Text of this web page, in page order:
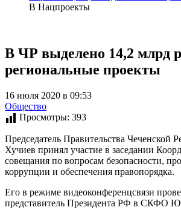
В Нацпроекты
В ЧР выделено 14,2 млрд
региональные проекты
16 июля 2020 в 09:53
Общество
Просмотры: 393
Председатель Правительства Чеченской
Хучиев принял участие в заседании
совещания по вопросам безопасности,
коррупции и обеспечения правопорядка.
Его в режиме видеоконференцсвязи
представитель Президента РФ в СКФО